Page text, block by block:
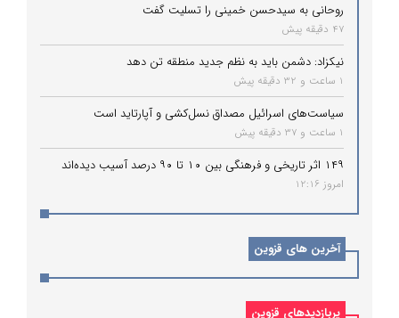
روحانی به سیدحسن خمینی را تسلیت گفت
47 دقیقه پیش
نیکزاد: دشمن باید به نظم جدید منطقه تن دهد
1 ساعت و 32 دقیقه پیش
سیاست‌های اسرائیل مصداق نسل‌کشی و آپارتاید است
1 ساعت و 37 دقیقه پیش
۱۴۹ اثر تاریخی و فرهنگی بین ۱۰ تا ۹۰ درصد آسیب دیده‌اند
امروز 12:16
آخرین های قزوین
پربازدیدهای قزوین